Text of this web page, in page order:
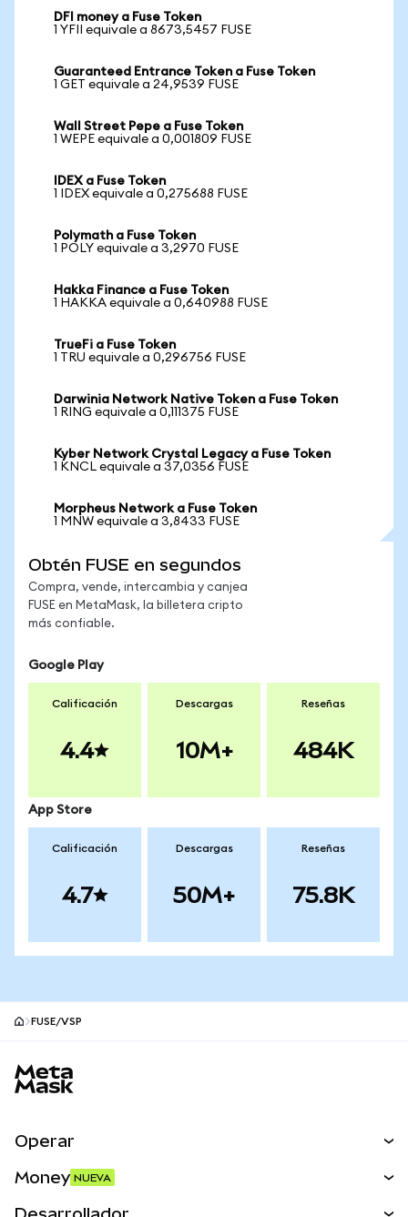
DFI money a Fuse Token
1 YFII equivale a 8673,5457 FUSE
Guaranteed Entrance Token a Fuse Token
1 GET equivale a 24,9539 FUSE
Wall Street Pepe a Fuse Token
1 WEPE equivale a 0,001809 FUSE
IDEX a Fuse Token
1 IDEX equivale a 0,275688 FUSE
Polymath a Fuse Token
1 POLY equivale a 3,2970 FUSE
Hakka Finance a Fuse Token
1 HAKKA equivale a 0,640988 FUSE
TrueFi a Fuse Token
1 TRU equivale a 0,296756 FUSE
Darwinia Network Native Token a Fuse Token
1 RING equivale a 0,111375 FUSE
Kyber Network Crystal Legacy a Fuse Token
1 KNCL equivale a 37,0356 FUSE
Morpheus Network a Fuse Token
1 MNW equivale a 3,8433 FUSE
Obtén FUSE en segundos
Compra, vende, intercambia y canjea
FUSE en MetaMask, la billetera cripto
más confiable.
Google Play
Calificación
4.4
Descargas
10M+
Reseñas
484K
App Store
Calificación
4.7
Descargas
50M+
Reseñas
75.8K
FUSE/VSP
Operar
Money NUEVA